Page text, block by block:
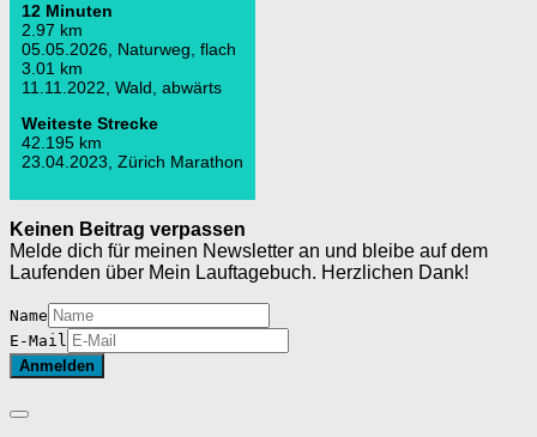
12 Minuten
2.97 km
05.05.2026, Naturweg, flach
3.01 km
11.11.2022, Wald, abwärts
Weiteste Strecke
42.195 km
23.04.2023, Zürich Marathon
Keinen Beitrag verpassen
Melde dich für meinen Newsletter an und bleibe auf dem
Laufenden über Mein Lauftagebuch. Herzlichen Dank!
Name
E-Mail